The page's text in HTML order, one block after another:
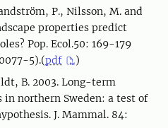
P., Nilsson, M. and
properties predict
Pop. Ecol.50: 169-179
5).(pdf
)
B. 2003. Long-term
northern Sweden: a test of
J. Mammal. 84: